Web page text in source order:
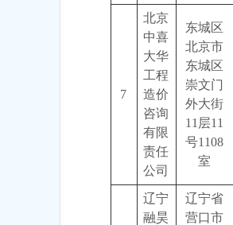
7
北京
中喜
大华
工程
造价
咨询
有限
责任
公司
东城区
北京市
东城区
崇文门
外大街
11层11
号1108
室
辽宁
融昊
辽宁省
营口市